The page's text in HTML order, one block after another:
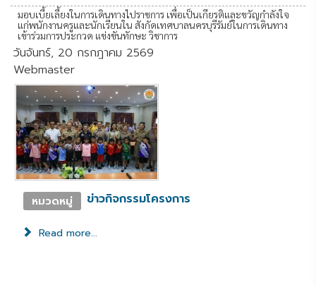
มอบเบี้ยเลี้ยงในการเดินทางไปราชการ เพื่อเป็นเกียรติและขวัญกำลังใจ
แก่พนักงานครูและนักเรียนใน สังกัดเทศบาลนครบุรีรัมย์ในการเดินทาง
เข้าร่วมการประกวด แข่งขันทักษะ วิชาการ
วันจันทร์, 20 กรกฎาคม 2569
Webmaster
หมวดหมู่ ข่าวกิจกรรมโครงการ
Read more...